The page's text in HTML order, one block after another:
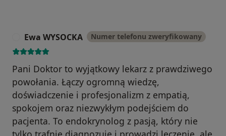
Ewa WYSOCKA Numer telefonu zweryfikowany
Pani Doktor to wyjątkowy lekarz z prawdziwego
powołania. Łączy ogromną wiedzę,
doświadczenie i profesjonalizm z empatią,
spokojem oraz niezwykłym podejściem do
pacjenta. To endokrynolog z pasją, który nie